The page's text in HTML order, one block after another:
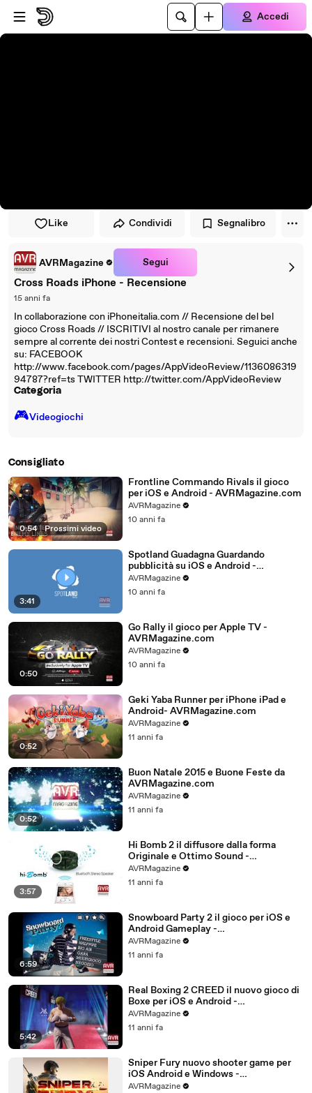
Vai al lettore
Passa al contenuto principale
Accedi
Like Condividi Segnalibro
AVRMagazine Segui
Cross Roads iPhone - Recensione
15 anni fa
In collaborazione con iPhoneitalia.com // Recensione del bel
gioco Cross Roads // ISCRITIVI al nostro canale per rimanere
sempre al corrente dei nostri Contest e recensioni. Seguici anche
su: FACEBOOK
http://www.facebook.com/pages/AppVideoReview/1136086319
94787?ref=ts TWITTER http://twitter.com/AppVideoReview
Categoria
🎮️Videogiochi
Consigliato
0:54 | Prossimi video
Frontline Commando Rivals il gioco
per iOS e Android - AVRMagazine.com
AVRMagazine
10 anni fa
3:41
Spotland Guadagna Guardando
pubblicità su iOS e Android -
AVRMagazine.com
AVRMagazine
10 anni fa
0:50
Go Rally il gioco per Apple TV -
AVRMagazine.com
AVRMagazine
10 anni fa
0:52
Geki Yaba Runner per iPhone iPad e
Android- AVRMagazine.com
AVRMagazine
11 anni fa
0:52
Buon Natale 2015 e Buone Feste da
AVRMagazine.com
AVRMagazine
11 anni fa
3:57
Hi Bomb 2 il diffusore dalla forma
Originale e Ottimo Sound -
AVRMagazine.com
AVRMagazine
11 anni fa
6:59
Snowboard Party 2 il gioco per iOS e
Android Gameplay -
AVRMagazine.com (720p)
AVRMagazine
11 anni fa
5:42
Real Boxing 2 CREED il nuovo gioco di
Boxe per iOS e Android -
AVRMagazine.com
AVRMagazine
11 anni fa
Sniper Fury nuovo shooter game per
iOS Android e Windows -
AVRMagazine.com
AVRMagazine